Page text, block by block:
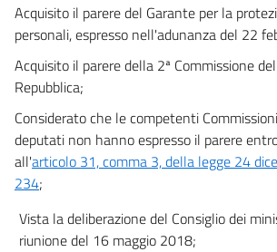
Trasferimento di dati personali verso paesi terzi
internazionali
31
32
33
34
35
Capo V
Tutela e sanzioni amministrative
Acquisito il parere del Garante per la
personali, espresso nell'adunanza del 22
Acquisito il parere della 2ª Commissione
Repubblica;
Considerato che le competenti
deputati non hanno espresso il parere
all'articolo 31, comma 3, della legge 24
234;
Vista la deliberazione del Consiglio dei
riunione del 16 maggio 2018;